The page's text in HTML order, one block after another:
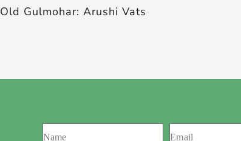
Old Gulmohar: Arushi Vats